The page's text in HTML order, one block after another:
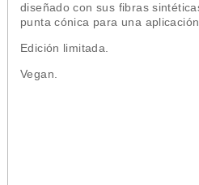
diseñado con sus fibras
punta cónica para una aplicación
Edición limitada.
Vegan.